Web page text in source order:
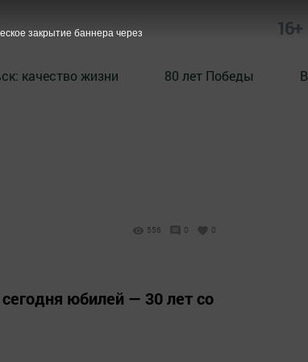
16+
качество жизни 80 лет Победы
556 0 0
юбилей — 30 лет со
закрытие баннера через